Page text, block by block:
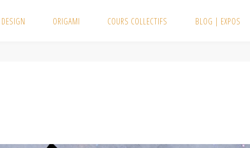
DESIGN ORIGAMI COURS COLLECTIFS BLOG | EXPOS